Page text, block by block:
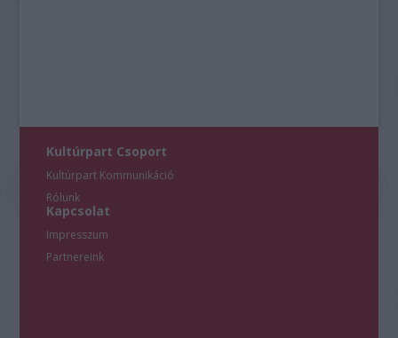
Kultúrpart Csoport
Kultúrpart Kommunikáció
Rólunk
Kapcsolat
Impresszum
Partnereink